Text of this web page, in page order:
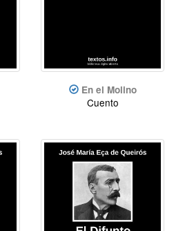
En el Molino
Cuento